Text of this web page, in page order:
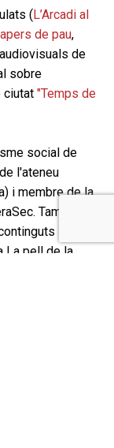
(L’Arcadi al
de pau,
de
sobre
ciutat "Temps de
social de
l'ateneu
i membre de la
També he
i
La pell de la